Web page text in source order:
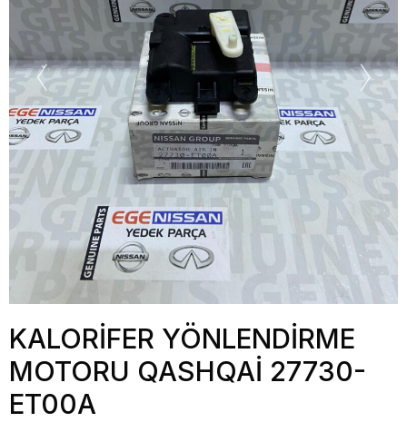
KALORİFER YÖNLENDİRME
MOTORU QASHQAİ 27730-
ET00A